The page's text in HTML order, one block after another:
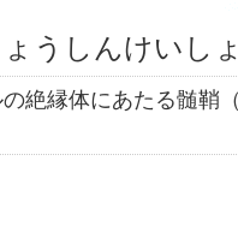
うしんけいし
絶縁体にあたる髄鞘